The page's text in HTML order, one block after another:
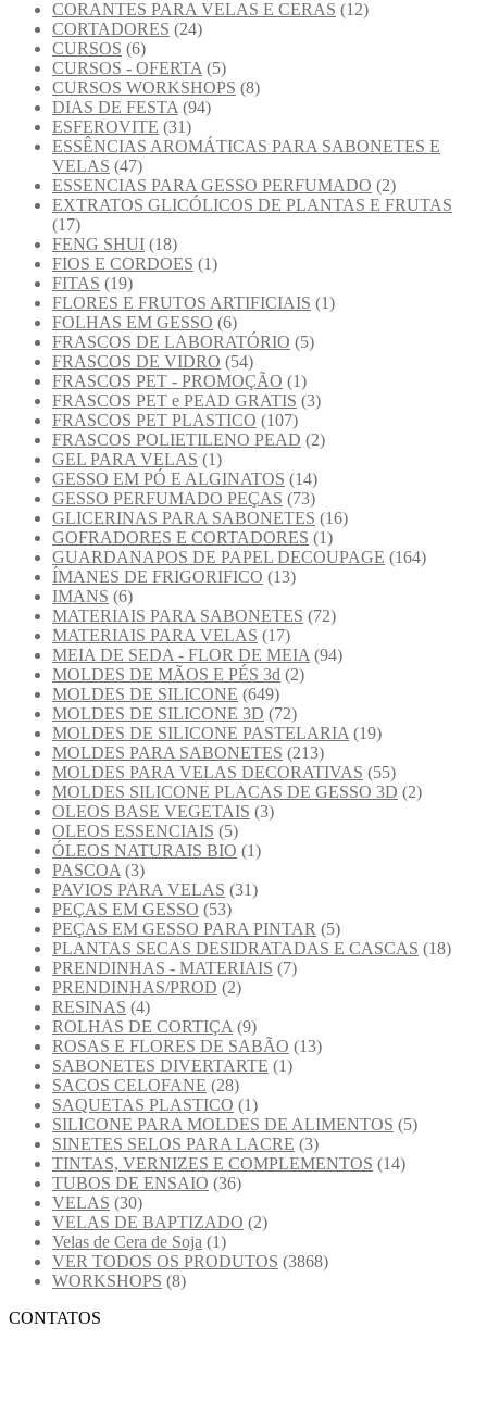
CORANTES PARA VELAS E CERAS (12)
CORTADORES (24)
CURSOS (6)
CURSOS - OFERTA (5)
CURSOS WORKSHOPS (8)
DIAS DE FESTA (94)
ESFEROVITE (31)
ESSÊNCIAS AROMÁTICAS PARA SABONETES E
VELAS (47)
ESSENCIAS PARA GESSO PERFUMADO (2)
EXTRATOS GLICÓLICOS DE PLANTAS E FRUTAS
(17)
FENG SHUI (18)
FIOS E CORDOES (1)
FITAS (19)
FLORES E FRUTOS ARTIFICIAIS (1)
FOLHAS EM GESSO (6)
FRASCOS DE LABORATÓRIO (5)
FRASCOS DE VIDRO (54)
FRASCOS PET - PROMOÇÃO (1)
FRASCOS PET e PEAD GRATIS (3)
FRASCOS PET PLASTICO (107)
FRASCOS POLIETILENO PEAD (2)
GEL PARA VELAS (1)
GESSO EM PÓ E ALGINATOS (14)
GESSO PERFUMADO PEÇAS (73)
GLICERINAS PARA SABONETES (16)
GOFRADORES E CORTADORES (1)
GUARDANAPOS DE PAPEL DECOUPAGE (164)
ÍMANES DE FRIGORIFICO (13)
IMANS (6)
MATERIAIS PARA SABONETES (72)
MATERIAIS PARA VELAS (17)
MEIA DE SEDA - FLOR DE MEIA (94)
MOLDES DE MÃOS E PÉS 3d (2)
MOLDES DE SILICONE (649)
MOLDES DE SILICONE 3D (72)
MOLDES DE SILICONE PASTELARIA (19)
MOLDES PARA SABONETES (213)
MOLDES PARA VELAS DECORATIVAS (55)
MOLDES SILICONE PLACAS DE GESSO 3D (2)
OLEOS BASE VEGETAIS (3)
OLEOS ESSENCIAIS (5)
ÓLEOS NATURAIS BIO (1)
PASCOA (3)
PAVIOS PARA VELAS (31)
PEÇAS EM GESSO (53)
PEÇAS EM GESSO PARA PINTAR (5)
PLANTAS SECAS DESIDRATADAS E CASCAS (18)
PRENDINHAS - MATERIAIS (7)
PRENDINHAS/PROD (2)
RESINAS (4)
ROLHAS DE CORTIÇA (9)
ROSAS E FLORES DE SABÃO (13)
SABONETES DIVERTARTE (1)
SACOS CELOFANE (28)
SAQUETAS PLASTICO (1)
SILICONE PARA MOLDES DE ALIMENTOS (5)
SINETES SELOS PARA LACRE (3)
TINTAS, VERNIZES E COMPLEMENTOS (14)
TUBOS DE ENSAIO (36)
VELAS (30)
VELAS DE BAPTIZADO (2)
Velas de Cera de Soja (1)
VER TODOS OS PRODUTOS (3868)
WORKSHOPS (8)
CONTATOS